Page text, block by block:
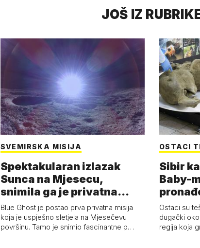
JOŠ IZ
SVEMIRSKA MISIJA
Spektakularan izlazak
Sunca na Mjesecu,
snimila ga je privatna
letjelica - 'Pla…
Blue Ghost je postao prva privatna misija
koja je uspješno sletjela na Mjesečevu
površinu. Tamo je snimio fascinantne p…
OSTACI
Sibir
Baby-
Ostaci su
dugački
regija koja